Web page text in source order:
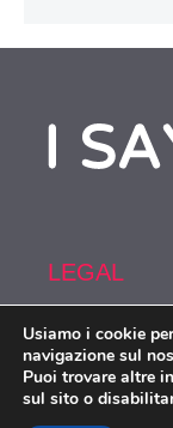
LEGAL
Armi&Spy is
Usiamo i cookie
navigazione sul
Puoi trovare altre
sul sito o